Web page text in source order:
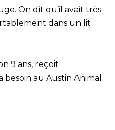
On dit qu’il avait très
dans un lit
9 ans, reçoit
besoin au Austin Animal